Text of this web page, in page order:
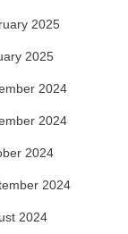
2025
2025
2024
2024
2024
2024
2024